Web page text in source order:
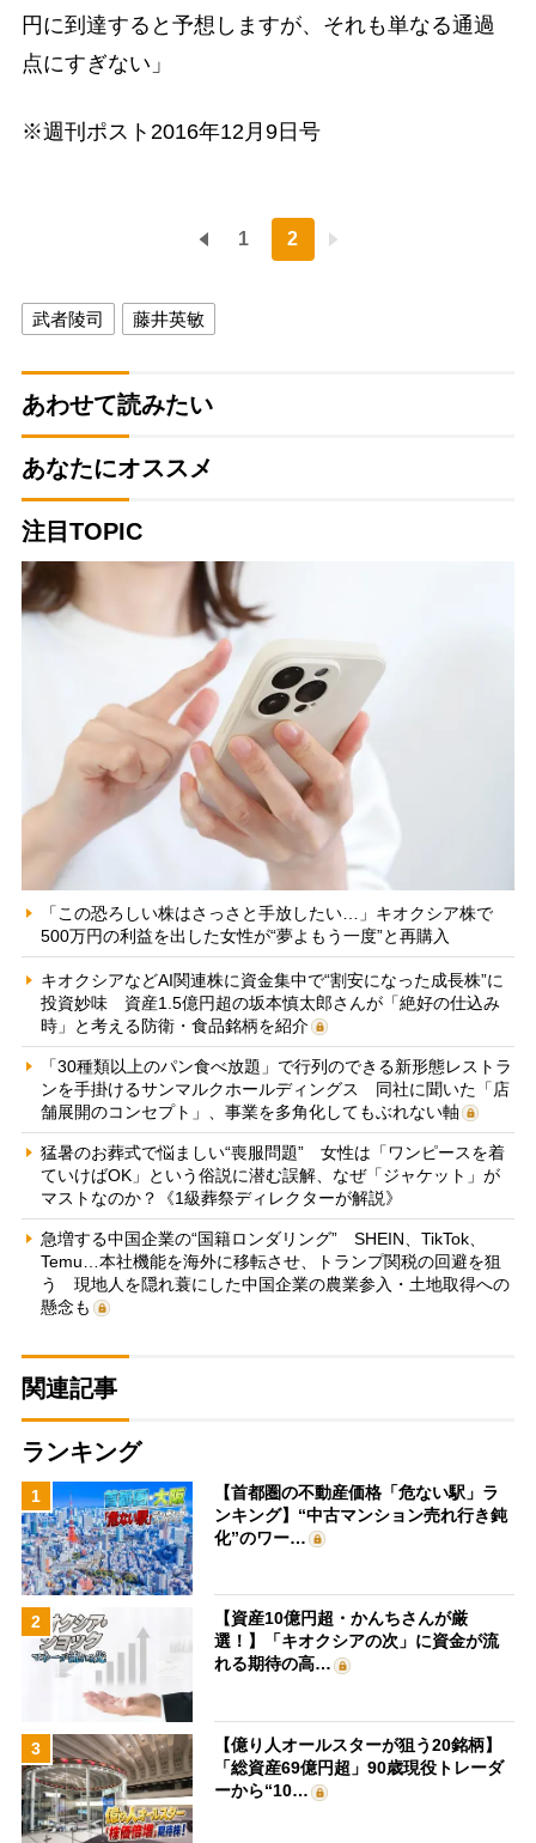
円に到達すると予想しますが、それも単なる通過
点にすぎない」
※週刊ポスト2016年12月9日号
1 2
武者陵司 藤井英敏
あわせて読みたい
あなたにオススメ
注目TOPIC
「この恐ろしい株はさっさと手放したい…」キオクシア株で
500万円の利益を出した女性が“夢よもう一度”と再購入
キオクシアなどAI関連株に資金集中で“割安になった成長株”に
投資妙味 資産1.5億円超の坂本慎太郎さんが「絶好の仕込み
時」と考える防衛・食品銘柄を紹介
「30種類以上のパン食べ放題」で行列のできる新形態レストラ
ンを手掛けるサンマルクホールディングス 同社に聞いた「店
舗展開のコンセプト」、事業を多角化してもぶれない軸
猛暑のお葬式で悩ましい“喪服問題” 女性は「ワンピースを着
ていけばOK」という俗説に潜む誤解、なぜ「ジャケット」が
マストなのか？《1級葬祭ディレクターが解説》
急増する中国企業の“国籍ロンダリング” SHEIN、TikTok、
Temu…本社機能を海外に移転させ、トランプ関税の回避を狙
う 現地人を隠れ蓑にした中国企業の農業参入・土地取得への
懸念も
関連記事
ランキング
1
【首都圏の不動産価格「危ない駅」ラ
ンキング】“中古マンション売れ行き鈍
化”のワー…
2
【資産10億円超・かんちさんが厳
選！】「キオクシアの次」に資金が流
れる期待の高…
3
【億り人オールスターが狙う20銘柄】
「総資産69億円超」90歳現役トレーダ
ーから“10…